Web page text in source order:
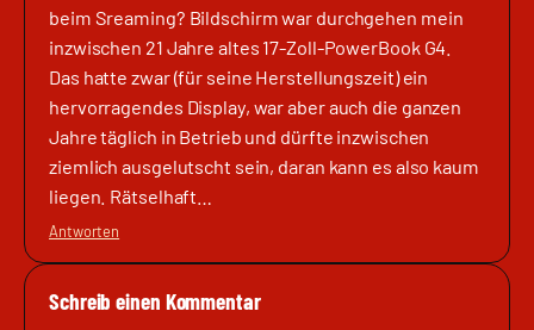
beim Sreaming? Bildschirm war durchgehen mein
inzwischen 21 Jahre altes 17-Zoll-PowerBook G4.
Das hatte zwar (für seine Herstellungszeit) ein
hervorragendes Display, war aber auch die ganzen
Jahre täglich in Betrieb und dürfte inzwischen
ziemlich ausgelutscht sein, daran kann es also kaum
liegen. Rätselhaft…
Antworten
Schreib einen Kommentar